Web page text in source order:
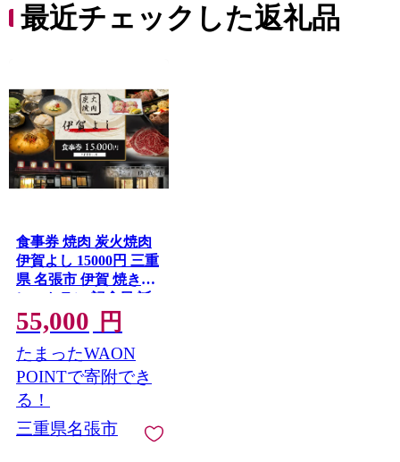
最近チェックした返礼品
食事券 焼肉 炭火焼肉
伊賀よし 15000円 三重
県 名張市 伊賀 焼き肉
レストラン 記念日 誕
生日 贈り物 お祝い ラ
ンチ ディナー グルメ
ご当地 ご馳走 炭火 牛
肉 コース 旨い 三重 名
張 近畿 特別な食事 ペ
ア 牛タン カルビ ロー
ス ハラミ 霜降り
55,000 円
たまったWAON
POINTで寄附でき
る！
三重県名張市